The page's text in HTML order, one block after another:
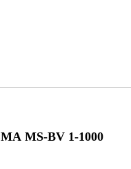
MS-BV 1-1000